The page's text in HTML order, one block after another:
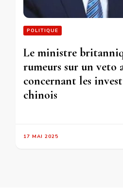
POLITIQUE
Le ministre
rumeurs sur un veto
concernant les
chinois
17 MAI 2025